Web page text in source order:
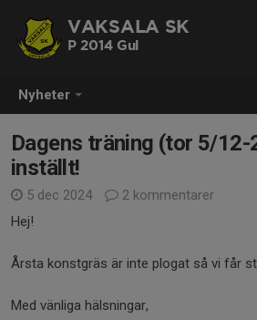
Nyheter
VAKSALA SK
P 2014 Gul
Dagens träning (tor 5/12-
inställt!
5 dec 2024
2 kommentarer
Hej!
Årsta konstgräs är inte plogat så vi får
Med vänliga hälsningar,